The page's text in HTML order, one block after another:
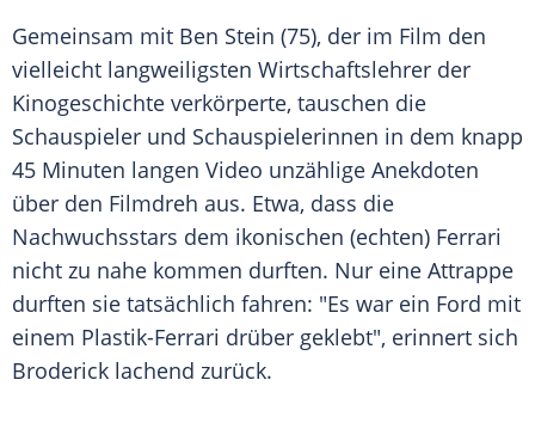
Gemeinsam mit Ben Stein (75), der im Film den
vielleicht langweiligsten Wirtschaftslehrer der
Kinogeschichte verkörperte, tauschen die
Schauspieler und Schauspielerinnen in dem knapp
45 Minuten langen Video unzählige Anekdoten
über den Filmdreh aus. Etwa, dass die
Nachwuchsstars dem ikonischen (echten) Ferrari
nicht zu nahe kommen durften. Nur eine Attrappe
durften sie tatsächlich fahren: "Es war ein Ford mit
einem Plastik-Ferrari drüber geklebt", erinnert sich
Broderick lachend zurück.